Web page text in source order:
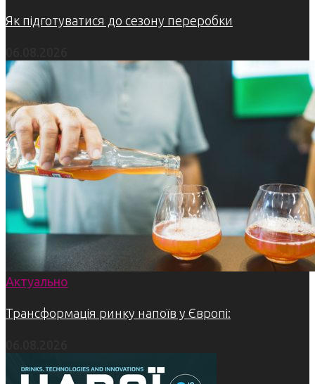
Як підготуватися до сезону переробки
Актуально
Трансформація ринку напоїв у Європі: